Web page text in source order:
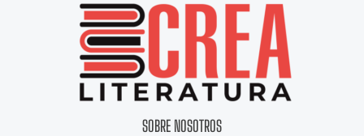
SOBRE NOSOTROS